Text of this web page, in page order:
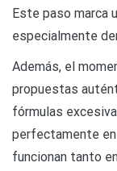
Este paso marca
especialmente
Además, el
propuestas
fórmulas
perfectamente
funcionan tanto